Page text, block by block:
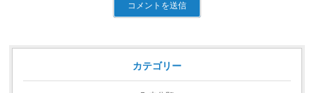
カテゴリー